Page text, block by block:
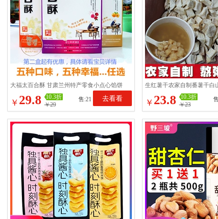
大福太百合酥 甘肃兰州特产零食小点心馅饼
盒装 甜心情人礼物包邮
￥ 29.8
10.3折
￥29
售:21 去看看
生红薯干农家自制番薯干白
地瓜丁杂粮粥地瓜干
￥ 23.8
10.3折
￥23